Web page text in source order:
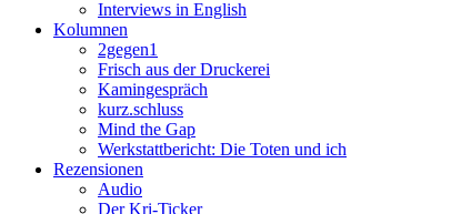
Interviews in English
Kolumnen
2gegen1
Frisch aus der Druckerei
Kamingespräch
kurz.schluss
Mind the Gap
Werkstattbericht: Die Toten und ich
Rezensionen
Audio
Der Kri-Ticker